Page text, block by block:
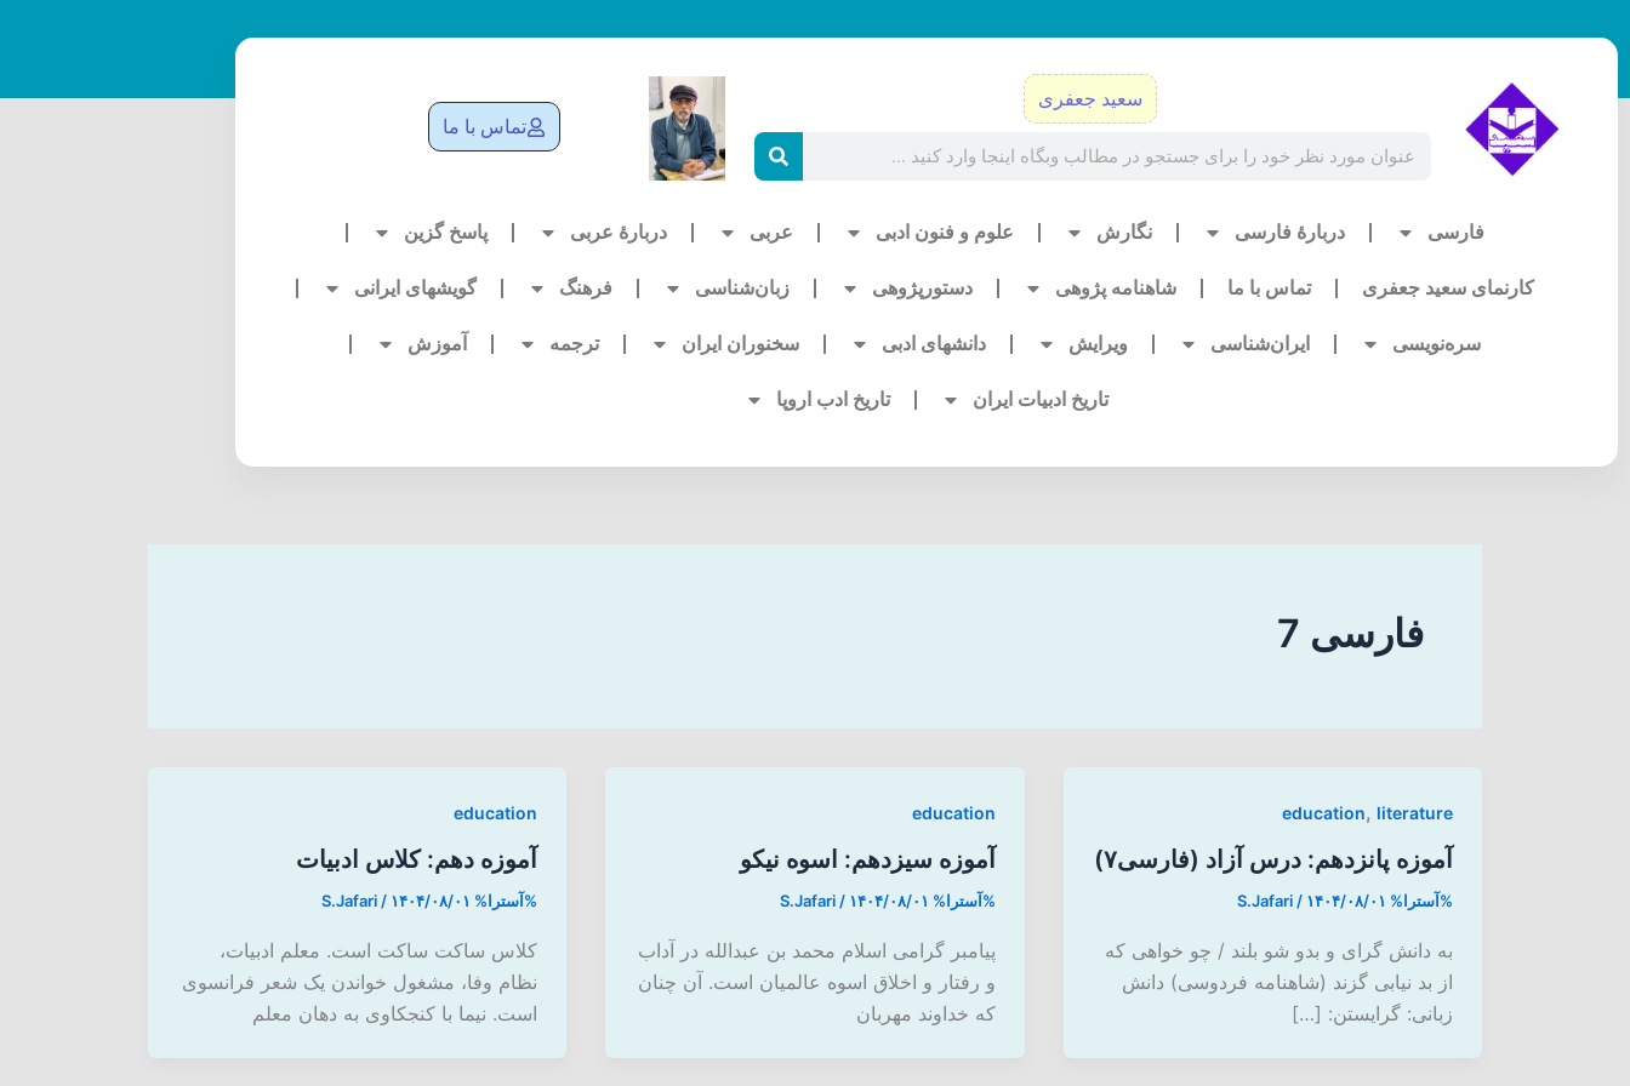
به
سعید جعفری
تماس با ما
فارسی دربارۀ فارسی نگارش علوم و فنون ادبی عربی دربارۀ عربی پاسخ گزین
کارنمای سعید جعفری تماس با ما شاهنامه پژوهی دستورپژوهی زبان‌شناسی فرهنگ گویشهای ایرانی
سره‌نویسی ایران‌شناسی ویرایش دانشهای ادبی سخنوران ایران ترجمه آموزش
تاریخ ادبیات ایران تاریخ ادب اروپا
فارسی 7
education, literature
آموزه پانزدهم: درس آزاد (فارسی۷)
%آسترا% S.Jafari / ۱۴۰۴/۰۸/۰۱
به دانش گرای و بدو شو بلند / چو خواهی که
از بد نیابی گزند (شاهنامه فردوسی) دانش
زبانی: گرایستن: […]
education
آموزه سیزدهم: اسوه نیکو
%آسترا% S.Jafari / ۱۴۰۴/۰۸/۰۱
پیامبر گرامی اسلام محمد بن عبدالله در آداب
و رفتار و اخلاق اسوه عالمیان است. آن چنان
که خداوند مهربان
education
آموزه دهم: کلاس ادبیات
%آسترا% S.Jafari / ۱۴۰۴/۰۸/۰۱
کلاس ساکت ساکت است. معلم ادبیات،
نظام وفا، مشغول خواندن یک شعر فرانسوی
است. نیما با کنجکاوی به دهان معلم